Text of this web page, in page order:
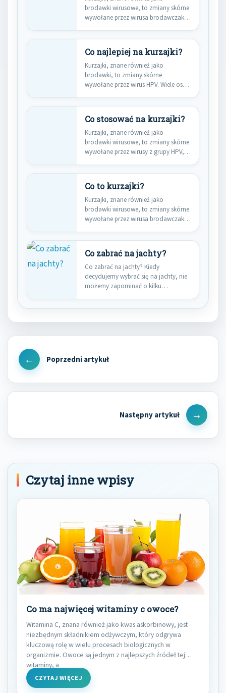
brodawki wirusowe, to zmiany skórne
wywołane przez wirusa brodawczaka
Co najlepiej na kurzajki?
Kurzajki, znane również jako
brodawki, to zmiany skórne
wywołane przez wirus HPV. Wiele osób
Co stosować na kurzajki?
Kurzajki, znane również jako
brodawki wirusowe, to zmiany skórne
wywołane przez wirusy z grupy HPV,…
Co to kurzajki?
Kurzajki, znane również jako
brodawki wirusowe, to zmiany skórne
wywołane przez wirusa brodawczaka
Co zabrać na jachty?
Co zabrać na jachty? Kiedy
decydujemy wybrać się na jachty, nie
możemy zapominać o kilku…
Nawigacja
wpisu
Previous
Next
Post
Czytaj inne wpisy
Co ma najwięcej witaminy c owoce?
Witamina C, znana również jako kwas askorbinowy, jest
niezbędnym składnikiem odżywczym, który odgrywa
kluczową rolę w wielu procesach biologicznych w
organizmie. Owoce są jednym z najlepszych źródeł tej
witaminy, a
CZYTAJ WIĘCEJ